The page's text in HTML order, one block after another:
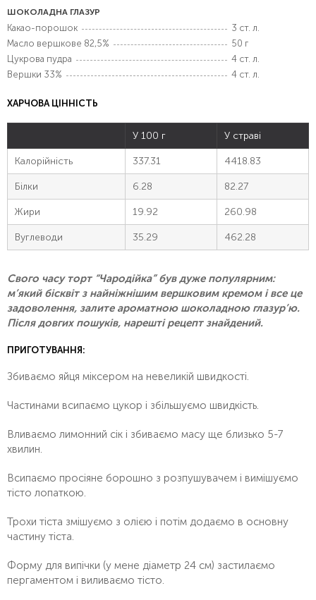
ШОКОЛАДНА ГЛАЗУР
Какао-порошок
3 ст. л.
Масло вершкове 82,5%
50 г
Цукрова пудра
4 ст. л.
Вершки 33%
4 ст. л.
ХАРЧОВА ЦІННІСТЬ
У 100 г У страві
Калорійність 337.31 4418.83
Білки 6.28 82.27
Жири 19.92 260.98
Вуглеводи 35.29 462.28
Свого часу торт “Чародійка” був дуже популярним:
м’який бісквіт з найніжнішим вершковим кремом і все це
задоволення, залите ароматною шоколадною глазур’ю.
Після довгих пошуків, нарешті рецепт знайдений.
ПРИГОТУВАННЯ:
Збиваємо яйця міксером на невеликій швидкості.
Частинами всипаємо цукор і збільшуємо швидкість.
Вливаємо лимонний сік і збиваємо масу ще близько 5-7
хвилин.
Всипаємо просіяне борошно з розпушувачем і вимішуємо
тісто лопаткою.
Трохи тіста змішуємо з олією і потім додаємо в основну
частину тіста.
Форму для випічки (у мене діаметр 24 см) застилаємо
пергаментом і виливаємо тісто.